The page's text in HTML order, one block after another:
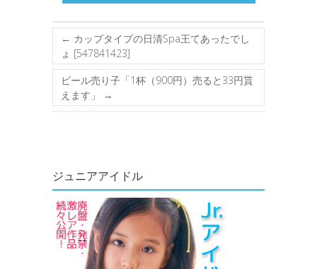
← カップタイプの日清Spa王てあったでし
ょ [547841423]
ビール売り子「1杯（900円）売ると33円貰
えます」
→
ジュニアアイドル